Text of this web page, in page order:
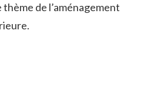
thème de l’aménagement